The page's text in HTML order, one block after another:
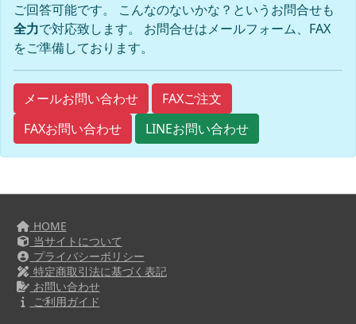
ご回答可能です。 こんなのないかな？というお問合せも
全力で対応致します。 お問合せはメールフォーム、FAX
をご準備しております。
メールお問い合わせ
FAXご注文
FAXお問い合わせ
LINEお問い合わせ
HOME
当サイトについて
プライバシーポリシー
特定商取引法に基づく表記
お問い合わせ
ご利用ガイド